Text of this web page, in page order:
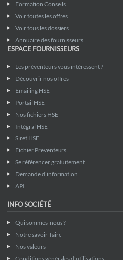
Formation Conseils
Voir toutes les offres
Voir tous les dossiers
Annuaire des fournisseurs
ESPACE FOURNISSEURS
Les préventeurs vous intéressent ?
Découvrir nos offres
Emailing HSE
Portail HSE
Nos fichiers HSE
Intégral HSE
Siret HSE
Fichier Preventeurs
Se référencer gratuitement
Demande d'information
API
INFO SOCIÉTÉ
Qui sommes-nous ?
Notre savoir-faire
Nos valeurs
Conditions générales d'utilisations